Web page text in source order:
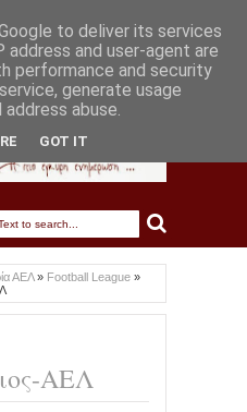
ΑΕΛ» Football League »
ΑΕΛ
to deliver its services
address and user-agent are
performance and security
generate usage
abuse.
GOT IT